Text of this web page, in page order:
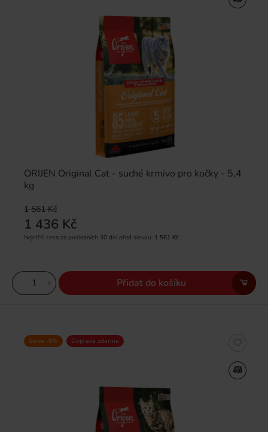
ORIJEN Original Cat - suché krmivo pro kočky - 5,4
kg
1 561 Kč
1 436 Kč
Nejnižší cena za posledních 30 dní před slevou: 1 561 Kč
Přidat do košíku
Sleva -8% Doprava zdarma